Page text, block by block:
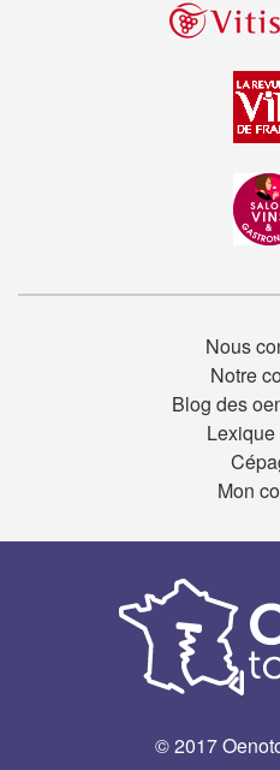
Nous
Notre
Blog des
Mon
© 2017